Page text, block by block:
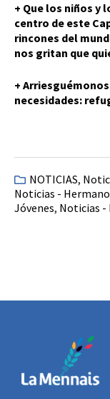
+ Que los niños y
centro de este
rincones del
nos gritan que
+
necesidades:
NOTICIAS,
Noticias -
Jóvenes, Noticias -